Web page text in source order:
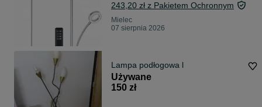
243,20 zł z Pakietem Ochronnym
Mielec
07 sierpnia 2026
Lampa podłogowa l
Używane
150 zł